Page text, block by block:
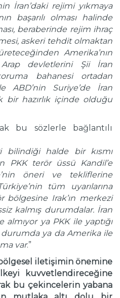
İran’daki rejimi yıkmaya
başarılı olması halinde
beraberinde rejim ihraç
askeri tehdit olmaktan
Amerika’nın
devletlerini Şii İran
koruma bahanesi ortadan
ABD’nin Suriye’de İran
bir hazırlık içinde olduğu
bu sözlerle bağlantılı
bilindiği halde bir kısmı
PKK terör üssü Kandil’e
öneri ve tekliflerine
tüm uyarılarına
bölgesine Irak’ın merkezi
kalmış durumdalar. İran
ya PKK ile yaptığı
ya da Amerika ile
var.”
iletişimin önemine
kuvvetlendireceğine
bu çekincelerin yabana